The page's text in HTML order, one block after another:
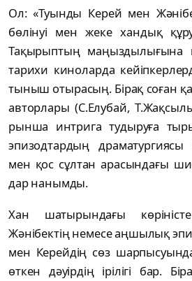
Ол: «Туынды Керей мен
бөлінуі мен жеке хандық
Тақырыптың маңыздылығына
тарихи киноларда
тыныш отырасың. Бі­рақ соған
авторлары (С.Елубай,
рын­­ша интрига тудыруға
эпизодтардың
мен қос сұл­тан арасын­да­ғы
дар наным­ды.
Хан шатырындағы
Жәнібектің немесе аң­шылық
мен Керейдің сөз
өткен дәуірдің ірілігі бар.